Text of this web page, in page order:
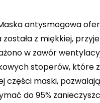
antysmogowa
z miękkiej,
w zawór
stoperów,
maski,
do 95%